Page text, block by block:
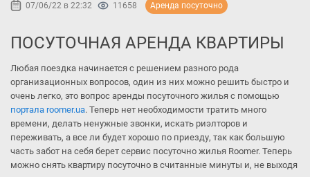
07/06/22 в 22:32 11658 Аренда посуточно
ПОСУТОЧНАЯ АРЕНДА КВАРТИРЫ
Любая поездка начинается с решением разного рода
организационных вопросов, один из них можно решить быстро и
очень легко, это вопрос аренды посуточного жилья с помощью
портала roomer.ua. Теперь нет необходимости тратить много
времени, делать ненужные звонки, искать риэлторов и
переживать, а все ли будет хорошо по приезду, так как большую
часть забот на себя берет сервис посуточно жилья Roomer. Теперь
можно снять квартиру посуточно в считанные минуты и, не выходя